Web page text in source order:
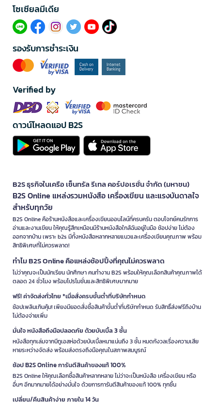
โซเซียลมีเดีย​
รองรับการชำระเงิน
Verified by
ดาวน์โหลดแอป B2S
B2S ธุรกิจในเครือ เซ็นทรัล รีเทล คอร์ปอเรชั่น จำกัด (มหาชน)
B2S Online แหล่งรวมหนังสือ เครื่องเขียน และแรงบันดาลใจ
สำหรับทุกวัย
B2S Online คือร้านหนังสือและเครื่องเขียนออนไลน์ที่ครบครัน ตอบโจทย์คนรักการ
อ่านและงานเขียน ให้คุณรู้สึกเหมือนมีร้านหนังสือใกล้ฉันอยู่ในมือ ช้อปง่าย ไม่ต้อง
ออกจากบ้าน เพราะ b2s มีทั้งหนังสือหลากหลายแนวและเครื่องเขียนคุณภาพ พร้อม
สิทธิพิเศษที่ไม่ควรพลาด!
ทำไม B2S Online คือแหล่งช้อปปิ้งที่คุณไม่ควรพลาด
ไม่ว่าคุณจะเป็นนักเรียน นักศึกษา คนทำงาน B2S พร้อมให้คุณเลือกสินค้าคุณภาพได้
ตลอด 24 ชั่วโมง พร้อมโปรโมชั่นและสิทธิพิเศษมากมาย
ฟรี! ค่าจัดส่งทั่วไทย *เมื่อสั่งครบขั้นต่ำที่บริษัทกำหนด
ช้อปเพลินเกินคุ้ม! เพียงมียอดสั่งซื้อสินค้าขั้นต่ำที่บริษัทกำหนด รับสิทธิ์ส่งฟรีถึงบ้าน
ไม่ต้องจ่ายเพิ่ม
มั่นใจ หนังสือถึงมือปลอดภัย ด้วยบับเบิ้ล 3 ชั้น
หนังสือทุกเล่มจากบีทูเอสห่อด้วยบับเบิ้ลหนาแน่นถึง 3 ชั้น หมดกังวลเรื่องความเสีย
หายระหว่างจัดส่ง พร้อมส่งตรงถึงมือคุณในสภาพสมบูรณ์
ช้อป B2S Online การันตีสินค้าของแท้ 100%
B2S Online ให้คุณเลือกซื้อสินค้าหลากหลาย ไม่ว่าจะเป็นหนังสือ เครื่องเขียน หรือ
อื่นๆ อีกมากมายได้อย่างมั่นใจ ด้วยการการันตีสินค้าของแท้ 100% ทุกชิ้น
เปลี่ยน/คืนสินค้าง่าย ภายใน 14 วัน